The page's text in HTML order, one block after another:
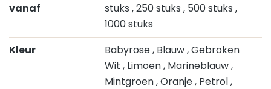
vanaf
stuks , 250 stuks , 500 stuks ,
1000 stuks
Kleur
Babyrose, Blauw, Gebroken
Wit , Limoen, Marineblauw,
Mintgroen, Oranje, Petrol,